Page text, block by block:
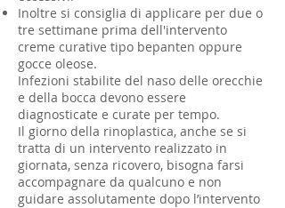
Inoltre si consiglia di applicare per due o
tre settimane prima dell'intervento
creme curative tipo bepanten oppure
gocce oleose.
Infezioni stabilite del naso delle orecchie
e della bocca devono essere
diagnosticate e curate per tempo.
Il giorno della rinoplastica, anche se si
tratta di un intervento realizzato in
giornata, senza ricovero, bisogna farsi
accompagnare da qualcuno e non
guidare assolutamente dopo l’intervento